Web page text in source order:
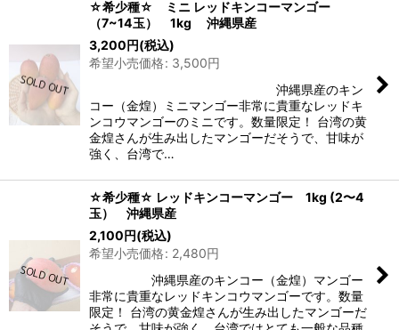
☆希少種☆ ミニ レッドキンコーマンゴー
（7~14玉） 1kg 沖縄県産
3,200円(税込)
希望小売価格: 3,500円
沖縄県産のキン
コー（金煌）ミニマンゴー非常に貴重なレッドキ
ンコウマンゴーのミニです。数量限定！ 台湾の黄
金煌さんが生み出したマンゴーだそうで、甘味が
強く、台湾で…
☆希少種☆ レッドキンコーマンゴー 1kg (2〜4
玉） 沖縄県産
2,100円(税込)
希望小売価格: 2,480円
沖縄県産のキンコー（金煌）マンゴー
非常に貴重なレッドキンコウマンゴーです。数量
限定！ 台湾の黄金煌さんが生み出したマンゴーだ